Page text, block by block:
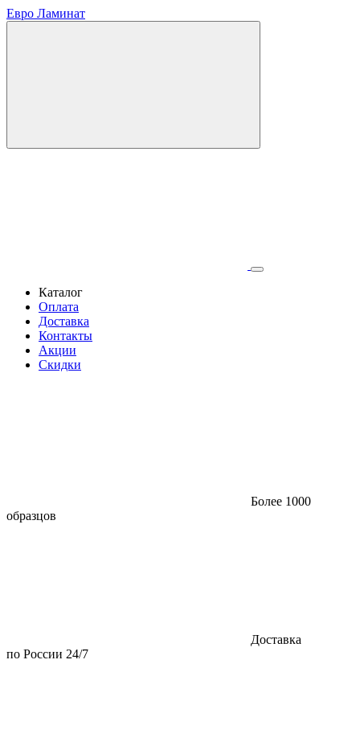
Евро Ламинат
Каталог
Оплата
Доставка
Контакты
Акции
Скидки
Более 1000
образцов
Доставка
по России 24/7